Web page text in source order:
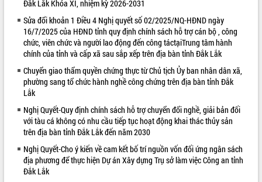
Lễ truy tặng danh hiệu “Bà Mẹ Việt
Nam Anh hùng” và trao Huân chương
Lao động
UBND tỉnh Đắk Lắk triển khai nhiệm
vụ 6 tháng cuối năm 2026
Kỳ họp thứ Hai, Hội đồng nhân dân
tỉnh khóa XI quyết nghị nhiều nội dung
quan trọng
Bí thư Tỉnh ủy Lương Nguyễn Minh
cách mạng
Rà soát, hoàn thiện hệ thống thiết chế
ALBUM ẢNH
LIÊN KẾT WEB
Đắk Lắk Khóa XI, nhiệm kỳ 2026-2031
Sửa đổi khoản 1 Điều 4 Nghị quyết số 02/2025/NQ-HĐND ngày
16/7/2025 của HĐND tỉnh quy định chính sách hỗ trợ cán bộ , công
chức, viên chức và người lao động đến công táctạiTrung tâm hành
chính của tỉnh và cấp xã sau sắp xếp trên địa bàn tỉnh Đắk Lắk
Chuyển giao thẩm quyền chứng thực từ Chủ tịch Ủy ban nhân dân xã,
phường sang tổ chức hành nghề công chứng trên địa bàn tỉnh Đắk
Lắk
Nghị Quyết-Quy định chính sách hỗ trợ chuyển đổi nghề, giải bản đối
với tàu cá không có nhu cầu tiếp tục hoạt động khai thác thủy sản
trên địa bàn tỉnh Đắk Lắk đến năm 2030
Nghị Quyết-Cho ý kiến về cam kết bố trí nguồn vốn đối ứng ngân sách
địa phương để thực hiện Dự án Xây dựng Trụ sở làm việc Công an tỉnh
Đắk Lắk